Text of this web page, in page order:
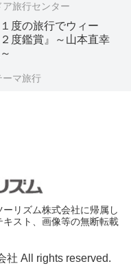
ア旅行センター
度の旅行でウィー
度鑑賞』～山本直幸
ーマ旅行
リズム株式会社に帰属し
スト、画像等の無断転載
社 All rights reserved.